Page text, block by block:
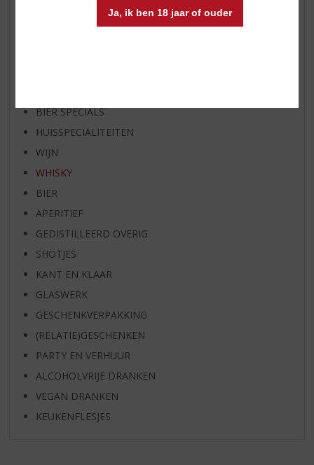
Ja, ik ben 18 jaar of ouder
RUM VAN DE MAAND
BIER VAN DE MAAND
BIER SPECIALS
HUISSPECIALITEITEN
WIJN
WHISKY
BIER
APERITIEF
GEDISTILLEERD OVERIG
SHOTJES
KANT EN KLAAR
GLASWERK
GESCHENKVERPAKKING
(RELATIE)GESCHENKEN
PARTY EN VERHUUR
ALCOHOLVRIJE DRANKEN
VEGAN DRANKEN
KEUKENFLESJES